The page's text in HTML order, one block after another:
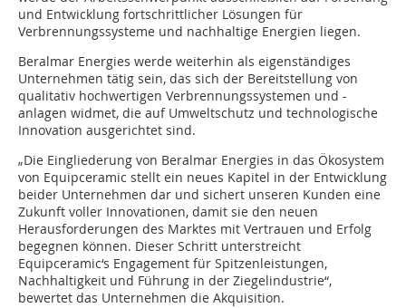
und Entwicklung fortschrittlicher Lösungen für
Verbrennungssysteme und nachhaltige Energien liegen.
Beralmar Energies werde weiterhin als eigenständiges
Unternehmen tätig sein, das sich der Bereitstellung von
qualitativ hochwertigen Verbrennungssystemen und -
anlagen widmet, die auf Umweltschutz und technologische
Innovation ausgerichtet sind.
„Die Eingliederung von Beralmar Energies in das Ökosystem
von Equipceramic stellt ein neues Kapitel in der Entwicklung
beider Unternehmen dar und sichert unseren Kunden eine
Zukunft voller Innovationen, damit sie den neuen
Herausforderungen des Marktes mit Vertrauen und Erfolg
begegnen können. Dieser Schritt unterstreicht
Equipceramic‘s Engagement für Spitzenleistungen,
Nachhaltigkeit und Führung in der Ziegelindustrie“,
bewertet das Unternehmen die Akquisition.